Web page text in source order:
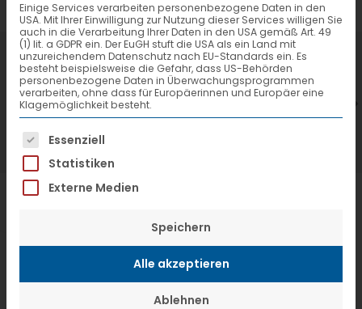
7. Juli 2026
VTL hat neuen Aufsichtsrat gewählt
Einige Services verarbeiten personenbezogene Daten in den
USA. Mit Ihrer Einwilligung zur Nutzung dieser Services willigen Sie
auch in die Verarbeitung Ihrer Daten in den USA gemäß Art. 49
(1) lit. a GDPR ein. Der EuGH stuft die USA als ein Land mit
unzureichendem Datenschutz nach EU-Standards ein. Es
besteht beispielsweise die Gefahr, dass US-Behörden
personenbezogene Daten in Überwachungsprogrammen
verarbeiten, ohne dass für Europäerinnen und Europäer eine
Klagemöglichkeit besteht.
Es folgt eine Liste der Service-Gruppen,
Essenziell
Statistiken
Externe Medien
Speichern
Alle akzeptieren
Ablehnen